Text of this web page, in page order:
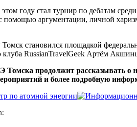
году стал турнир по дебатам
помощью аргументации, личной
становился площадкой
RussianTravelGeek Артём
продолжит рассказывать о
и более подробную